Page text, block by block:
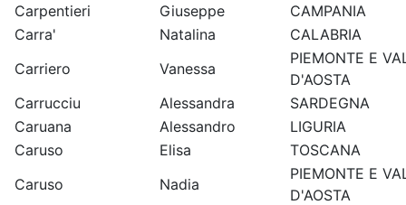
Carpentieri
Giuseppe
CAMPANIA
Carra'
Natalina
CALABRIA
Carriero
Vanessa
PIEMONTE E
D'AOSTA
Carrucciu
Alessandra
SARDEGNA
Caruana
Alessandro
LIGURIA
Caruso
Elisa
TOSCANA
Caruso
Nadia
PIEMONTE E
D'AOSTA